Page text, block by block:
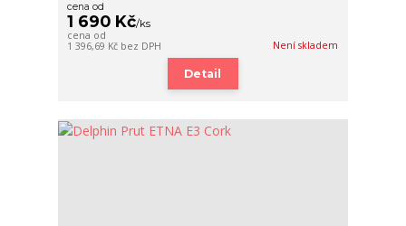
cena od
1 690 Kč/ks
cena od
1 396,69 Kč bez DPH Není skladem
Detail